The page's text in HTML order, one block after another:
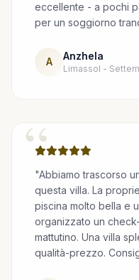
eccellente - a pochi
per un soggiorno
A Anzhela
Limassol -
“"Abbiamo trascorso
questa villa. La
piscina molto bella e
organizzato un
mattutino. Una villa
qualità-prezzo.